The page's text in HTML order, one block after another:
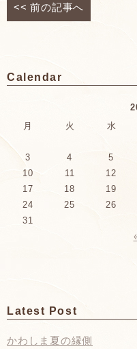
<<前の記事へ
Calendar
月
火 水
3
4 5
10
11 12
17
18 19
24
25 26
31
Latest Post
かわしま夏の縁側